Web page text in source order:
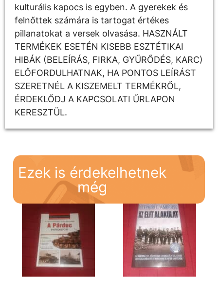
kulturális kapocs is egyben. A gyerekek és
felnőttek számára is tartogat értékes
pillanatokat a versek olvasása. HASZNÁLT
TERMÉKEK ESETÉN KISEBB ESZTÉTIKAI
HIBÁK (BELEÍRÁS, FIRKA, GYŰRŐDÉS, KARC)
ELŐFORDULHATNAK, HA PONTOS LEÍRÁST
SZERETNÉL A KISZEMELT TERMÉKRŐL,
ÉRDEKLŐDJ A KAPCSOLATI ŰRLAPON
KERESZTÜL.
Ezek is érdekelhetnek
még